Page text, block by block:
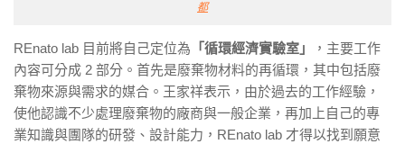
都
REnato lab 目前將自己定位為 「循環經濟實驗室」
，主要工作
內容可分成 2 部分。 首先是廢棄物材料的再循環，其中包括廢
棄物來源與需求的媒合。王家祥表示，由於過去的工作經驗，
使他認識不少處理廢棄物的廠商與一般企業，再加上自己的專
業知識與團隊的研發、設計能力， REnato lab 才得以找到願意